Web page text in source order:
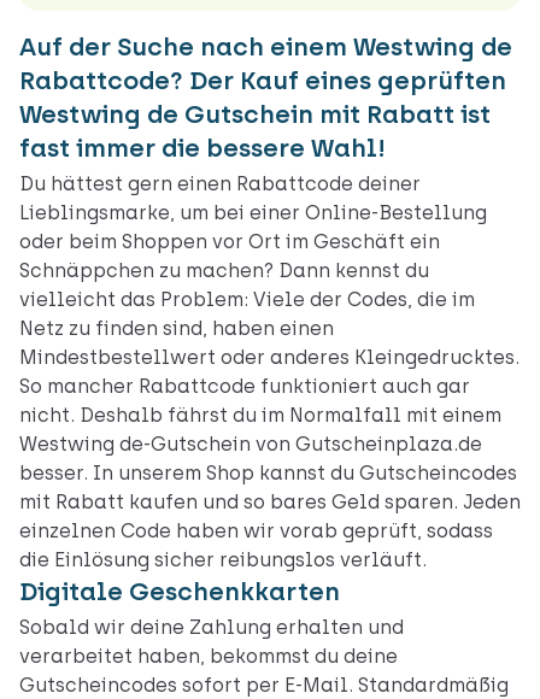
Auf der Suche nach einem Westwing de
Rabattcode? Der Kauf eines geprüften
Westwing de Gutschein mit Rabatt ist
fast immer die bessere Wahl!
Du hättest gern einen Rabattcode deiner
Lieblingsmarke, um bei einer Online-Bestellung
oder beim Shoppen vor Ort im Geschäft ein
Schnäppchen zu machen? Dann kennst du
vielleicht das Problem: Viele der Codes, die im
Netz zu finden sind, haben einen
Mindestbestellwert oder anderes Kleingedrucktes.
So mancher Rabattcode funktioniert auch gar
nicht. Deshalb fährst du im Normalfall mit einem
Westwing de-Gutschein von Gutscheinplaza.de
besser. In unserem Shop kannst du Gutscheincodes
mit Rabatt kaufen und so bares Geld sparen. Jeden
einzelnen Code haben wir vorab geprüft, sodass
die Einlösung sicher reibungslos verläuft.
Digitale Geschenkkarten
Sobald wir deine Zahlung erhalten und
verarbeitet haben, bekommst du deine
Gutscheincodes sofort per E-Mail. Standardmäßig